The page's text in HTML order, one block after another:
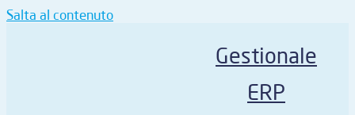
Salta al contenuto
Gestionale
ERP